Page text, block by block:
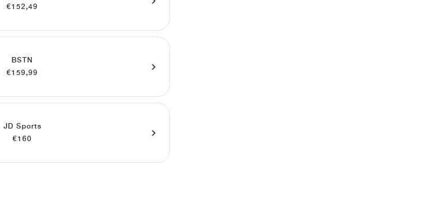
€152,49
BSTN
€159,99
JD Sports
€160